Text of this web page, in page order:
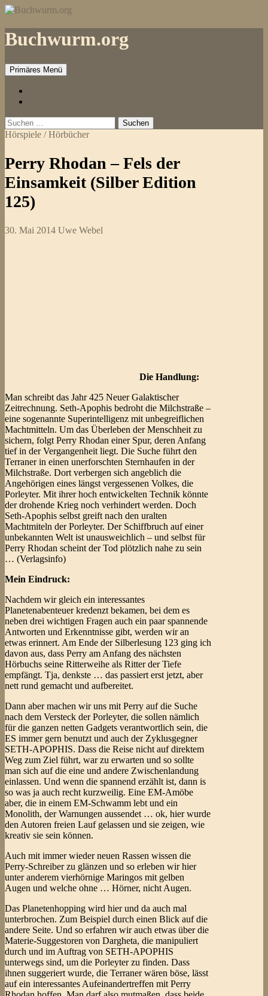
Zum
springen
Buchwurm.org
Primäres Menü
Suchen
nach:
Hörspiele / Hörbücher
Perry Rhodan – Fels der
Einsamkeit (Silber Edition
125)
30. Mai 2014 Uwe Webel
Die Handlung:
Man schreibt das Jahr 425 Neuer Galaktischer
Zeitrechnung. Seth-Apophis bedroht die Milchstraße –
eine sogenannte Superintelligenz mit unbegreiflichen
Machtmitteln. Um das Überleben der Menschheit zu
sichern, folgt Perry Rhodan einer Spur, deren Anfang
tief in der Vergangenheit liegt. Die Suche führt den
Terraner in einen unerforschten Sternhaufen in der
Milchstraße. Dort verbergen sich angeblich die
Angehörigen eines längst vergessenen Volkes, die
Porleyter. Mit ihrer hoch entwickelten Technik könnte
der drohende Krieg noch verhindert werden. Doch
Seth-Apophis selbst greift nach den uralten
Machtmiteln der Porleyter. Der Schiffbruch auf einer
unbekannten Welt ist unausweichlich – und selbst für
Perry Rhodan scheint der Tod plötzlich nahe zu sein
… (Verlagsinfo)
Mein Eindruck:
Nachdem wir gleich ein interessantes
Planetenabenteuer kredenzt bekamen, bei dem es
neben drei wichtigen Fragen auch ein paar spannende
Antworten und Erkenntnisse gibt, werden wir an
etwas erinnert. Am Ende der Silberlesung 123 ging ich
davon aus, dass Perry am Anfang des nächsten
Hörbuchs seine Ritterweihe als Ritter der Tiefe
empfängt. Tja, denkste … das passiert erst jetzt, aber
nett rund gemacht und aufbereitet.
Dann aber machen wir uns mit Perry auf die Suche
nach dem Versteck der Porleyter, die sollen nämlich
für die ganzen netten Gadgets verantwortlich sein, die
ES immer gern benutzt und auch der Zyklusgegner
SETH-APOPHIS. Dass die Reise nicht auf direktem
Weg zum Ziel führt, war zu erwarten und so sollte
man sich auf die eine und andere Zwischenlandung
einlassen. Und wenn die spannend erzählt ist, dann is
so was ja auch recht kurzweilig. Eine EM-Amöbe
aber, die in einem EM-Schwamm lebt und ein
Monolith, der Warnungen aussendet … ok, hier wurde
den Autoren freien Lauf gelassen und sie zeigen, wie
kreativ sie sein können.
Auch mit immer wieder neuen Rassen wissen die
Perry-Schreiber zu glänzen und so erleben wir hier
unter anderem vierhörnige Maringos mit gelben
Augen und welche ohne … Hörner, nicht Augen.
Das Planetenhopping wird hier und da auch mal
unterbrochen. Zum Beispiel durch einen Blick auf die
andere Seite. Und so erfahren wir auch etwas über die
Materie-Suggestoren von Dargheta, die manipuliert
durch und im Auftrag von SETH-APOPHIS
unterwegs sind, um die Porleyter zu finden. Dass
ihnen suggeriert wurde, die Terraner wären böse, lässt
auf ein interessantes Aufeinandertreffen mit Perry